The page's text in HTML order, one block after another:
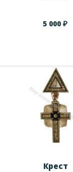
5 000 ₽
Крест